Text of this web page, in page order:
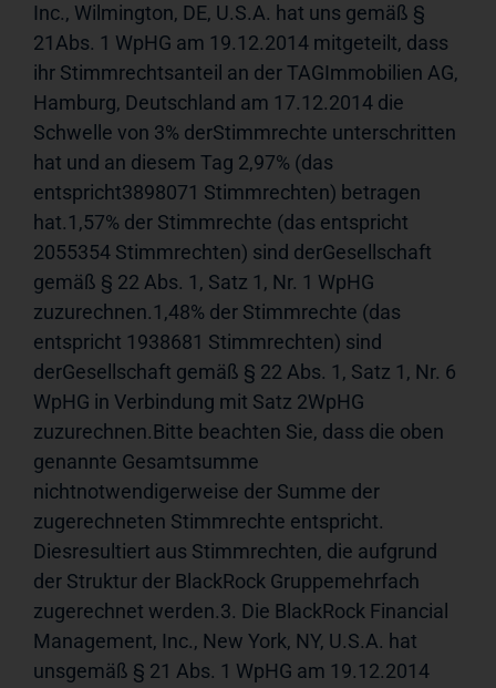
Inc., Wilmington, DE, U.S.A. hat uns gemäß §
21Abs. 1 WpHG am 19.12.2014 mitgeteilt, dass
ihr Stimmrechtsanteil an der TAGImmobilien AG,
Hamburg, Deutschland am 17.12.2014 die
Schwelle von 3% derStimmrechte unterschritten
hat und an diesem Tag 2,97% (das
entspricht3898071 Stimmrechten) betragen
hat.1,57% der Stimmrechte (das entspricht
2055354 Stimmrechten) sind derGesellschaft
gemäß § 22 Abs. 1, Satz 1, Nr. 1 WpHG
zuzurechnen.1,48% der Stimmrechte (das
entspricht 1938681 Stimmrechten) sind
derGesellschaft gemäß § 22 Abs. 1, Satz 1, Nr. 6
WpHG in Verbindung mit Satz 2WpHG
zuzurechnen.Bitte beachten Sie, dass die oben
genannte Gesamtsumme
nichtnotwendigerweise der Summe der
zugerechneten Stimmrechte entspricht.
Diesresultiert aus Stimmrechten, die aufgrund
der Struktur der BlackRock Gruppemehrfach
zugerechnet werden.3. Die BlackRock Financial
Management, Inc., New York, NY, U.S.A. hat
unsgemäß § 21 Abs. 1 WpHG am 19.12.2014